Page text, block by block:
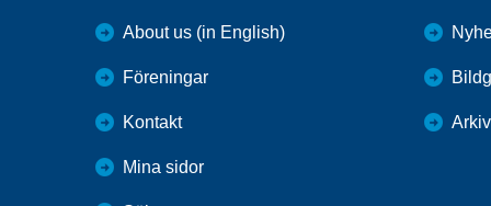
About us (in English)
Föreningar
Kontakt
Mina sidor
Arkiv